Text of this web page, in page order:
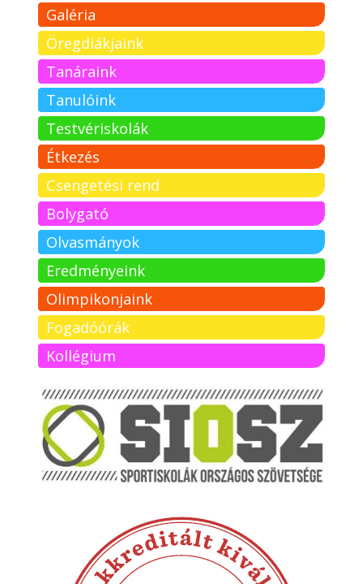
Galéria
Öregdiákjaink
Tanáraink
Tanulóink
Testvériskolák
Étkezés
Csengetési rend
Bolygató
Olvasmányok
Eredményeink
Olimpikonjaink
Fogadóórák
Kollégium